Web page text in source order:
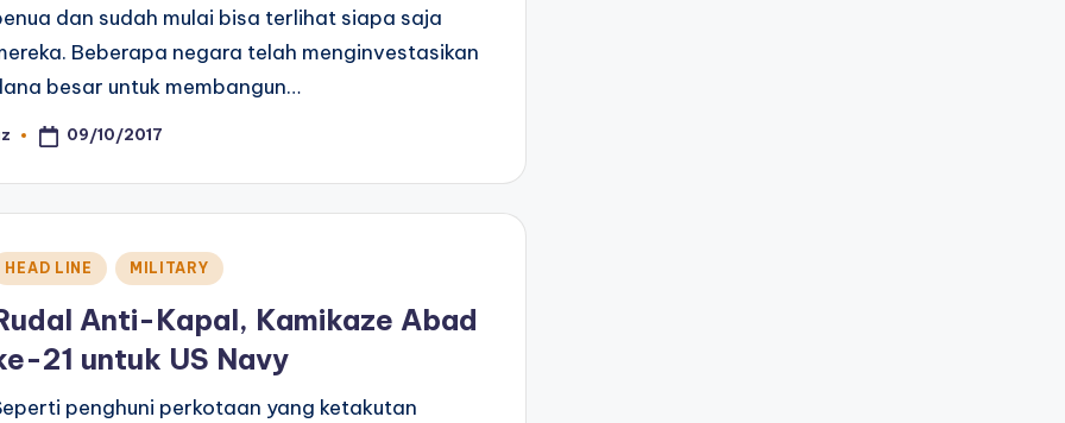
dan sudah mulai bisa terlihat siapa saja
Beberapa negara telah menginvestasikan
besar untuk membangun…
09/10/2017
HEAD LINE MILITARY
Anti-Kapal, Kamikaze Abad
21 untuk US Navy
penghuni perkotaan yang ketakutan